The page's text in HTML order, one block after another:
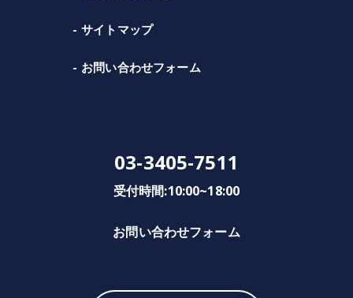
サイトマップ
お問い合わせフォーム
03-3405-7511
受付時間:10:00~18:00
お問い合わせフォーム